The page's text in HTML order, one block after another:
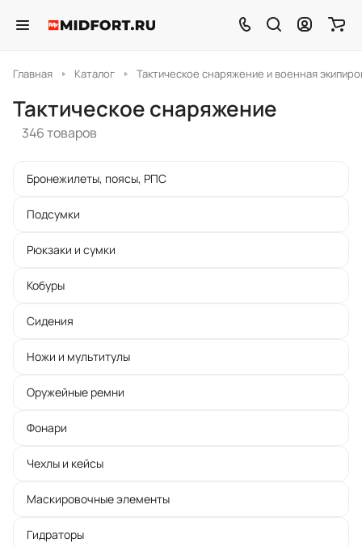
Главная Каталог Тактическое снаряжение и военная
Тактическое снаряжение
346 товаров
Бронежилеты, поясы, РПС
Подсумки
Рюкзаки и сумки
Кобуры
Сидения
Ножи и мультитулы
Оружейные ремни
Фонари
Чехлы и кейсы
Маскировочные элементы
Гидраторы